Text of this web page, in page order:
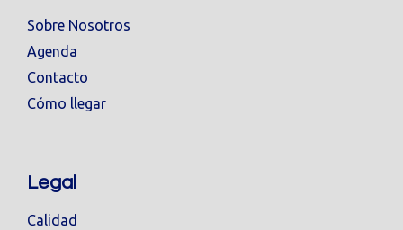
Sobre Nosotros
Agenda
Contacto
Cómo llegar
Legal
Calidad